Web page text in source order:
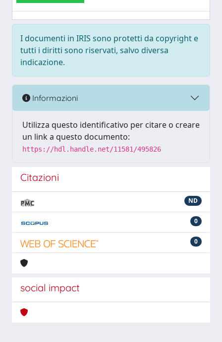
I documenti in IRIS sono protetti da copyright e
tutti i diritti sono riservati, salvo diversa
indicazione.
Informazioni
Utilizza questo identificativo per citare o creare
un link a questo documento:
https://hdl.handle.net/11581/495826
Citazioni
ND
0
0
social impact